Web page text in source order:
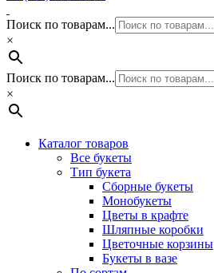
Поиск по товарам...
×
Поиск по товарам...
×
Каталог товаров
Все букеты
Тип букета
Сборные букеты
Монобукеты
Цветы в крафте
Шляпные коробки
Цветочные корзины
Букеты в вазе